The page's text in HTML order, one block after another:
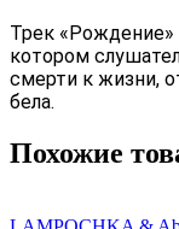
Трек «Рождение»
котором
смерти к жизни,
бела.
Похожие